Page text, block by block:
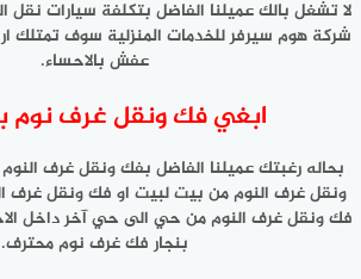
لا تشغل بالك عميلنا الفاضل بتكلفة سيارات نقل
شركة هوم سيرفر للخدمات المنزلية سوف تمتلك
عفش بالاحساء.
ابغي فك ونقل غرف نوم
بحاله رغبتك عميلنا الفاضل بفك ونقل غرف
ونقل غرف النوم من بيت لبيت او فك ونقل غرف
فك ونقل غرف النوم من حي الى حي آخر داخل
بنجار فك غرف نوم محترف.